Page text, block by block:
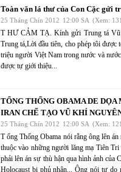
Toàn văn lá thư của Con Cặc gửi
25 Tháng Chín 2012 12:00 SA (Xem:
T HƯ CẢM TẠ. Kính gửi Trung tá Vũ
Trung tá,Lời đầu tiên, cho phép tôi được
triệu người Việt Nam trong nước và
được tự giới thiệu...
TỔNG THỐNG OBAMA DE
IRAN CHẾ TẠO VŨ KHÍ
25 Tháng Chín 2012 12:00 SA (Xem:
T ổng Thống Obama nói rằng ông lên
thuộc vào những người lăng mạ Tiên
phải lên án sự thù hận qua hình ảnh của
Holocaust bị phủ nhận... Ông nói tự do